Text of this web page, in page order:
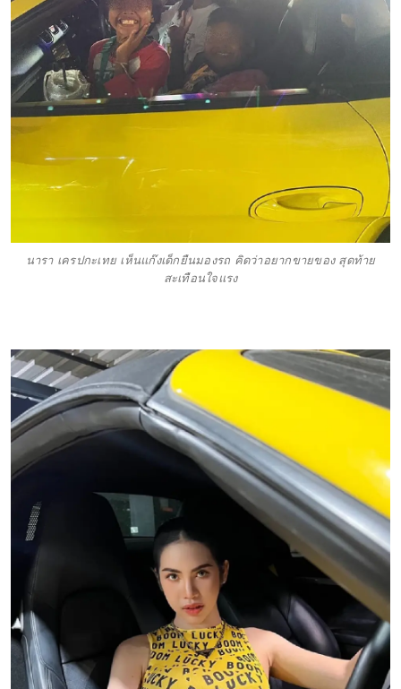
นารา เครปกะเทย เห็นแก๊งเด็กยืนมองรถ คิดว่าอยากขายของ สุดท้าย
สะเทือนใจแรง